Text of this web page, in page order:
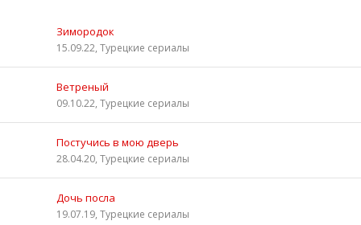
Зимородок
15.09.22, Турецкие сериалы
Ветреный
09.10.22, Турецкие сериалы
Постучись в мою дверь
28.04.20, Турецкие сериалы
Дочь посла
19.07.19, Турецкие сериалы